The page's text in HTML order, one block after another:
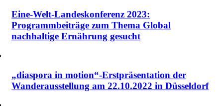
Eine-Welt-Landeskonferenz 2023:
Programmbeiträge zum Thema Global
nachhaltige Ernährung gesucht
„diaspora in motion“-Erstpräsentation der
Wanderausstellung am 22.10.2022 in Düsseldorf